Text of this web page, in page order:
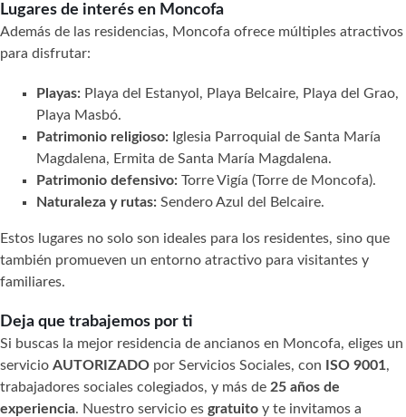
Lugares de interés en Moncofa
Además de las residencias, Moncofa ofrece múltiples atractivos
para disfrutar:
Playas: Playa del Estanyol, Playa Belcaire, Playa del Grao,
Playa Masbó.
Patrimonio religioso: Iglesia Parroquial de Santa María
Magdalena, Ermita de Santa María Magdalena.
Patrimonio defensivo: Torre Vigía (Torre de Moncofa).
Naturaleza y rutas: Sendero Azul del Belcaire.
Estos lugares no solo son ideales para los residentes, sino que
también promueven un entorno atractivo para visitantes y
familiares.
Deja que trabajemos por ti
Si buscas la mejor residencia de ancianos en Moncofa, eliges un
servicio AUTORIZADO por Servicios Sociales, con ISO 9001,
trabajadores sociales colegiados, y más de 25 años de
experiencia. Nuestro servicio es gratuito y te invitamos a